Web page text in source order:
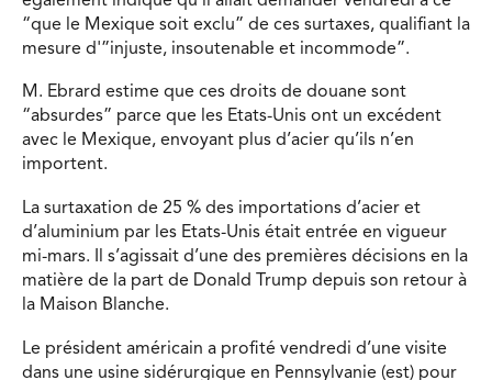
“que le Mexique soit exclu” de ces surtaxes, qualifiant la
mesure d'”injuste, insoutenable et incommode”.
M. Ebrard estime que ces droits de douane sont
“absurdes” parce que les Etats-Unis ont un excédent
avec le Mexique, envoyant plus d’acier qu’ils n’en
importent.
La surtaxation de 25 % des importations d’acier et
d’aluminium par les Etats-Unis était entrée en vigueur
mi-mars. Il s’agissait d’une des premières décisions en la
matière de la part de Donald Trump depuis son retour à
la Maison Blanche.
Le président américain a profité vendredi d’une visite
dans une usine sidérurgique en Pennsylvanie (est) pour